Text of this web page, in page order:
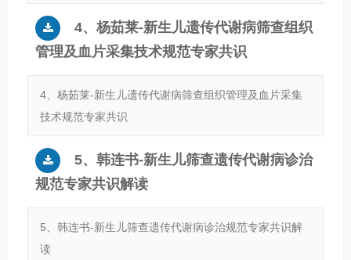
4、杨茹莱-新生儿遗传代谢病筛查组织
管理及血片采集技术规范专家共识
4、杨茹莱-新生儿遗传代谢病筛查组织管理及血片采集
技术规范专家共识
5、韩连书-新生儿筛查遗传代谢病诊治
规范专家共识解读
5、韩连书-新生儿筛查遗传代谢病诊治规范专家共识解
读